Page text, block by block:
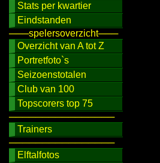
Stats per kwartier
Eindstanden
───spelersoverzicht───
Overzicht van A tot Z
Portretfoto`s
Seizoenstotalen
Club van 100
Topscorers top 75
────────────────
Trainers
────────────────
Elftalfotos